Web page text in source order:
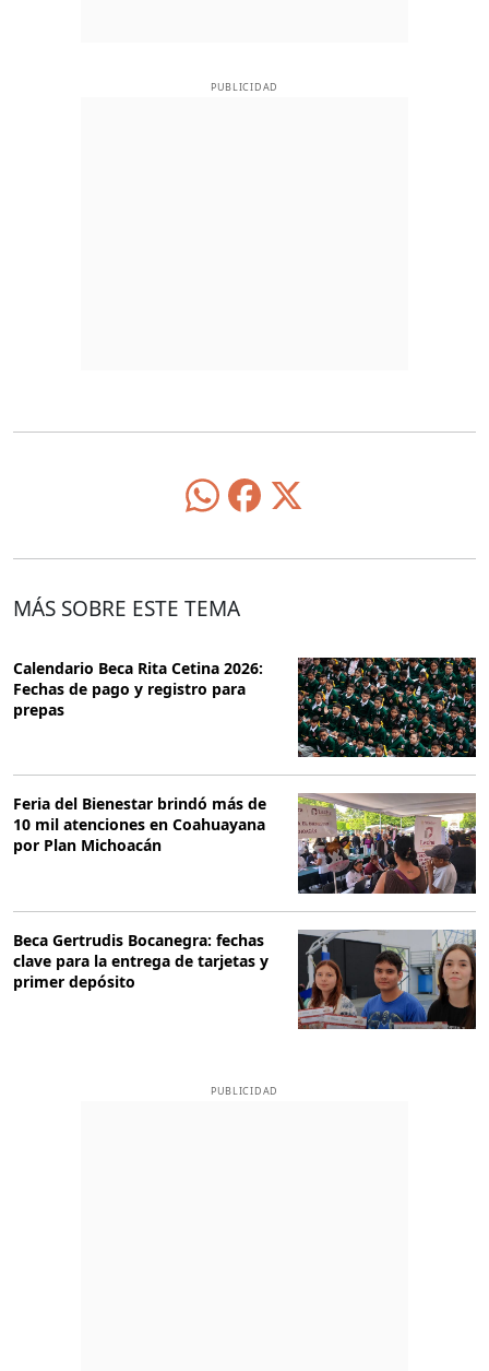
PUBLICIDAD
MÁS SOBRE ESTE TEMA
Calendario Beca Rita Cetina 2026:
Fechas de pago y registro para
prepas
Feria del Bienestar brindó más de
10 mil atenciones en Coahuayana
por Plan Michoacán
Beca Gertrudis Bocanegra: fechas
clave para la entrega de tarjetas y
primer depósito
PUBLICIDAD